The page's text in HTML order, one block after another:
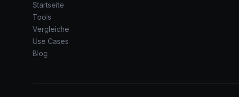
Startseite
Tools
Vergleiche
Use Cases
Blog